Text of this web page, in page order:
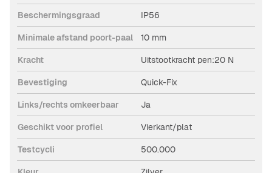
Beschermingsgraad IP56
Minimale afstand poort-paal 10 mm
Kracht Uitstootkracht pen:20 N
Bevestiging Quick-Fix
Links/rechts omkeerbaar Ja
Geschikt voor profiel Vierkant/plat
Testcycli 500.000